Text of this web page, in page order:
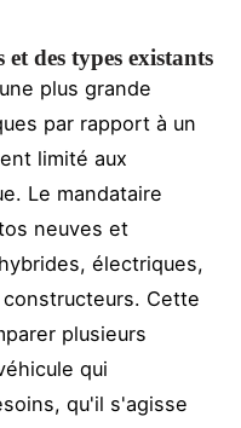
des types existants
plus grande
par rapport à un
limité aux
Le mandataire
neuves et
électriques,
Cette
plusieurs
qui
qu'il s'agisse